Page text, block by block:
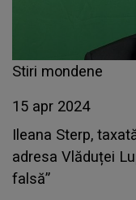
Stiri mondene
15 apr 2024
Ileana Sterp,
adresa Vlăduței
falsă”